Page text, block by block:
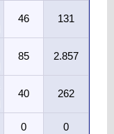
46 131
85 2.857
40 262
0 0